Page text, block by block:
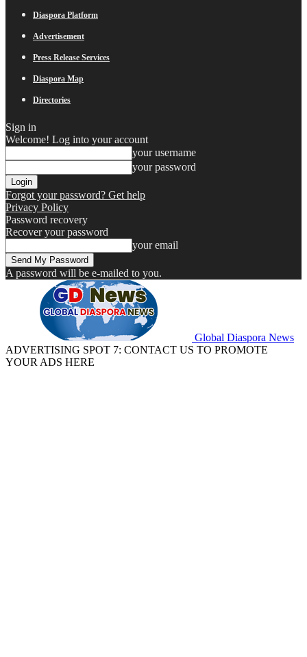
Diaspora Platform
Advertisement
Press Release Services
Diaspora Map
Directories
Sign in
Welcome! Log into your account
your username
your password
Forgot your password? Get help
Privacy Policy
Password recovery
Recover your password
your email
A password will be e-mailed to you.
Global Diaspora News
ADVERTISING SPOT 7: CONTACT US TO PROMOTE
YOUR ADS HERE